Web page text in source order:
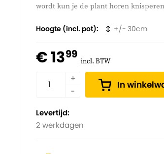
wordt kun je de plant horen
Hoogte (incl. pot) 30
€ 1399 incl. BTW
In
Levertijd:
2 werkdagen